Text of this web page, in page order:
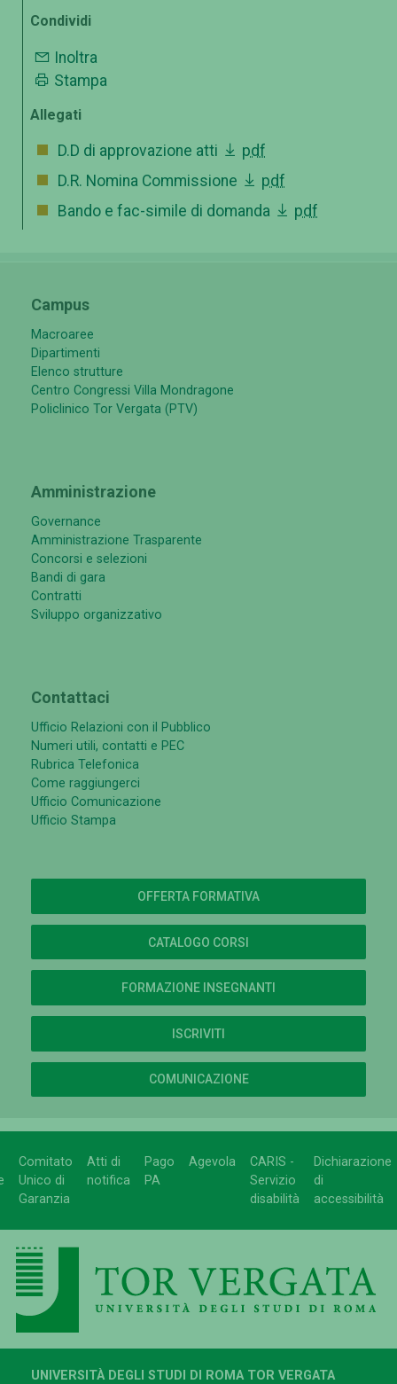
Condividi
Inoltra
Stampa
Allegati
D.D di approvazione atti
pdf
D.R. Nomina Commissione
pdf
Bando e fac-simile di domanda
pdf
Campus
Macroaree
Dipartimenti
Elenco strutture
Centro Congressi Villa Mondragone
Policlinico Tor Vergata (PTV)
Amministrazione
Governance
Amministrazione Trasparente
Concorsi e selezioni
Bandi di gara
Contratti
Sviluppo organizzativo
Contattaci
Ufficio Relazioni con il Pubblico
Numeri utili, contatti e PEC
Rubrica Telefonica
Come raggiungerci
Ufficio Comunicazione
Ufficio Stampa
OFFERTA FORMATIVA
CATALOGO CORSI
FORMAZIONE INSEGNANTI
ISCRIVITI
COMUNICAZIONE
Comitato
Unico di
Garanzia
Atti di
notifica
Pago
PA
Agevola
CARIS -
Servizio
disabilità
Dichiarazione
di
accessibilità
UNIVERSITÀ DEGLI STUDI DI ROMA TOR VERGATA